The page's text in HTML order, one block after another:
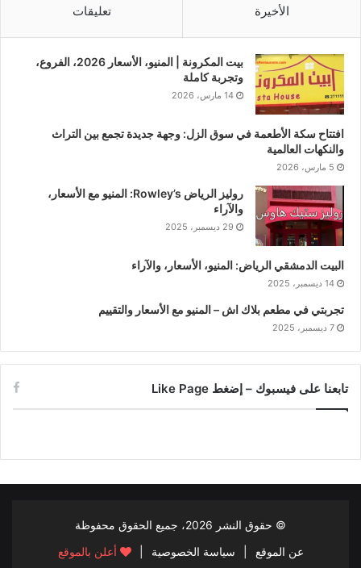
الأخيرة تعليقات
بيت المكرونة | المنيو، الأسعار 2026، الفروع،
وتجربة كاملة
14 مارس، 2026
افتتاح سكة الأطعمة في سوق الزل: وجهة جديدة تجمع بين التراث
والنكهات العالمية
5 مارس، 2026
روليز الرياض Rowley’s: المنيو مع الأسعار،
والآراء
29 ديسمبر، 2025
البيت الدمشقي الرياض: المنيو، الأسعار، والآراء
14 ديسمبر، 2025
تجربتي في مطعم بلاك اش – المنيو مع الأسعار والتقييم
7 ديسمبر، 2025
تابعنا على فيسبوك – إضغط Like Page
© حقوق النشر 2026، جميع الحقوق محفوظة
عن الموقع
سياسة الخصوصية أعلن بالموقع